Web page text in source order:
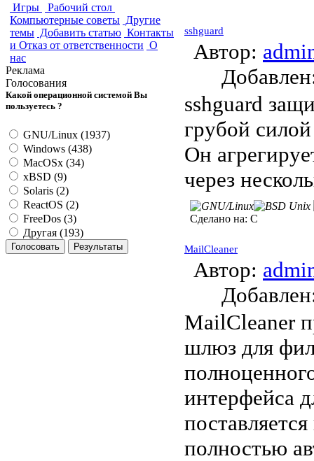
Игры
Рабочий стол
Компьютерные советы Другие
темы Добавить статью Контакты
и Отказ от ответственности О
нас
Реклама
Голосования
Какой операционной системой Вы
пользуетесь ?
GNU/Linux (1937)
Windows (438)
MacOSx (34)
xBSD (9)
Solaris (2)
ReactOS (2)
FreeDos (3)
Другая (193)
sshguard
Автор:
sshguard
грубой
Он
через
Сделано на: C
MailCleaner
Автор:
MailCleaner
шлюз для
интерфейса
полностью